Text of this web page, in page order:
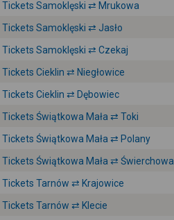
Tickets Samoklęski ⇄ Mrukowa
Tickets Samoklęski ⇄ Jasło
Tickets Samoklęski ⇄ Czekaj
Tickets Cieklin ⇄ Niegłowice
Tickets Cieklin ⇄ Dębowiec
Tickets Świątkowa Mała ⇄ Toki
Tickets Świątkowa Mała ⇄ Polany
Tickets Świątkowa Mała ⇄ Świerchowa
Tickets Tarnów ⇄ Krajowice
Tickets Tarnów ⇄ Klecie